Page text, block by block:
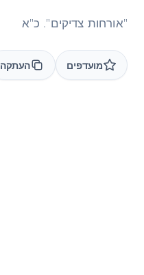
"אורחות צדיקים". כ"א
מועדפים העתקה